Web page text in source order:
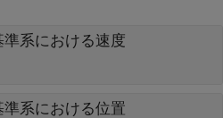
系における速度
系における位置